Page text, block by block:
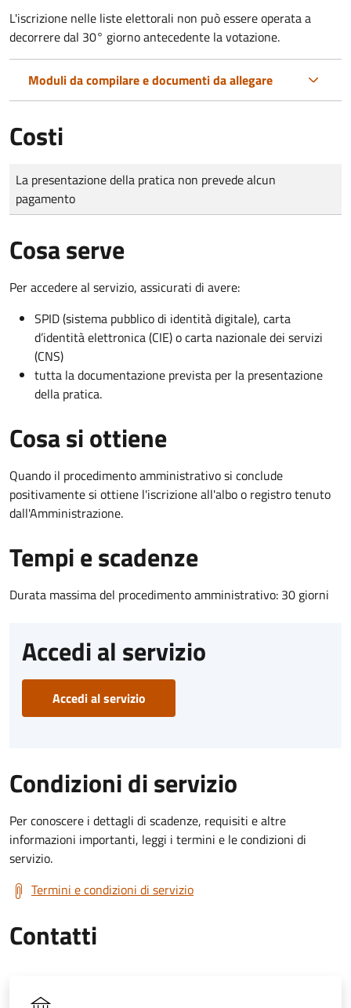
L'iscrizione nelle liste elettorali non può essere operata a
decorrere dal 30° giorno antecedente la votazione.
Moduli da compilare e documenti da allegare
Costi
Tipo di pagamento
Importo
La presentazione della pratica non prevede alcun
pagamento
Cosa serve
Per accedere al servizio, assicurati di avere:
SPID (sistema pubblico di identità digitale), carta
d’identità elettronica (CIE) o carta nazionale dei servizi
(CNS)
tutta la documentazione prevista per la presentazione
della pratica.
Cosa si ottiene
Quando il procedimento amministrativo si conclude
positivamente si ottiene l'iscrizione all'albo o registro tenuto
dall'Amministrazione.
Tempi e scadenze
Durata massima del procedimento amministrativo: 30 giorni
Accedi al servizio
Accedi al servizio
Condizioni di servizio
Per conoscere i dettagli di scadenze, requisiti e altre
informazioni importanti, leggi i termini e le condizioni di
servizio.
Termini e condizioni di servizio
Contatti